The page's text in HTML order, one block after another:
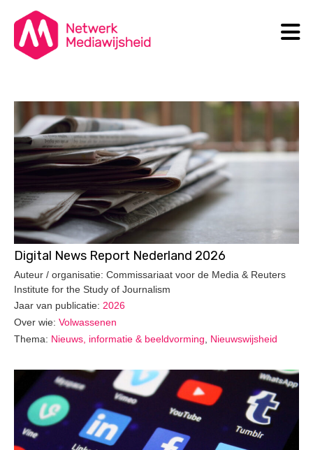
Digital News Report Nederland 2026
Auteur / organisatie: Commissariaat voor de Media & Reuters
Institute for the Study of Journalism
Jaar van publicatie: 2026
Over wie: Volwassenen
Thema: Nieuws, informatie & beeldvorming, Nieuwswijsheid